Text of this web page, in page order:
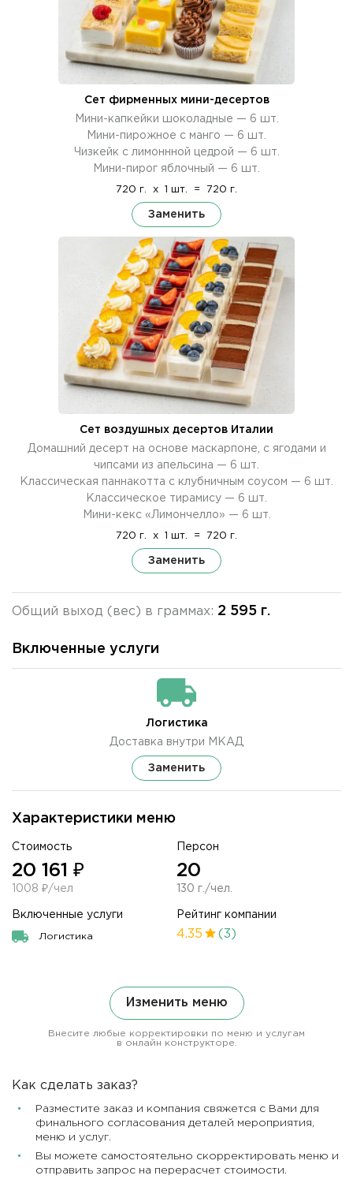
Характеристики меню
Стоимость
20 161 ₽
1008 ₽/чел
Персон
20
130 г./чел.
Включенные услуги
Логистика
Рейтинг компании
4.35 (3)
Сет фирменных мини-десертов
Мини-капкейки шоколадные — 6 шт.
Мини-пирожное с манго — 6 шт.
Чизкейк с лимоннной цедрой — 6 шт.
Мини-пирог яблочный — 6 шт.
720 г. x 1 шт. = 720 г.
Заменить
Сет воздушных десертов Италии
Домашний десерт на основе маскарпоне, с ягодами и
чипсами из апельсина — 6 шт.
Классическая паннакотта с клубничным соусом — 6 шт.
Классическое тирамису — 6 шт.
Мини-кекс «Лимончелло» — 6 шт.
720 г. x 1 шт. = 720 г.
Заменить
Общий выход (вес) в граммах: 2 595 г.
Изменить меню
Внесите любые корректировки по меню и услугам
в онлайн конструкторе.
Включенные услуги
Логистика
Доставка внутри МКАД
Заменить
Как сделать заказ?
Разместите заказ и компания свяжется с Вами для
финального согласования деталей мероприятия,
меню и услуг.
Вы можете самостоятельно скорректировать меню и
отправить запрос на перерасчет стоимости.